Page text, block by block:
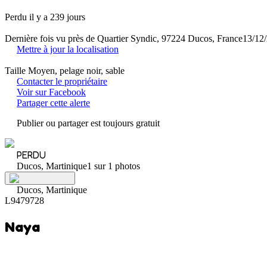
Perdu il y a 239 jours
Dernière fois vu près de Quartier Syndic, 97224 Ducos, France13/
Mettre à jour la localisation
Taille Moyen, pelage noir, sable
Contacter le propriétaire
Voir sur Facebook
Partager cette alerte
Publier ou partager est toujours gratuit
PERDU
Ducos, Martinique1 sur 1 photos
Ducos, Martinique
L9479728
Naya